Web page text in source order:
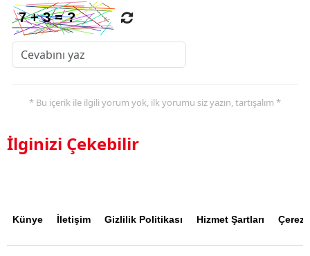
* Bu içerik ile ilgili yorum yok, ilk yorumu siz yazın, tartışalım *
İlginizi Çekebilir
Künye İletişim Gizlilik Politikası Hizmet Şartları Çerez